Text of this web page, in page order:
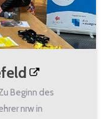
Beginn des
nrw in